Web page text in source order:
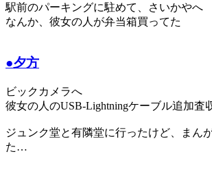
駅前のパーキングに駐めて、さいかやへ
なんか、彼女の人が弁当箱買ってた
●夕方
ビックカメラへ
彼女の人のUSB-Lightningケーブル追加査
ジュンク堂と有隣堂に行ったけど、まん
た…